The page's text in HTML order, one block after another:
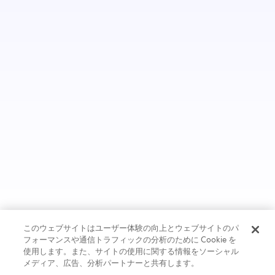
このウェブサイトはユーザー体験の向上とウェブサイトのパ
フォーマンスや通信トラフィックの分析のために Cookie を
使用します。また、サイトの使用に関する情報をソーシャル
メディア、広告、分析パートナーと共有します。